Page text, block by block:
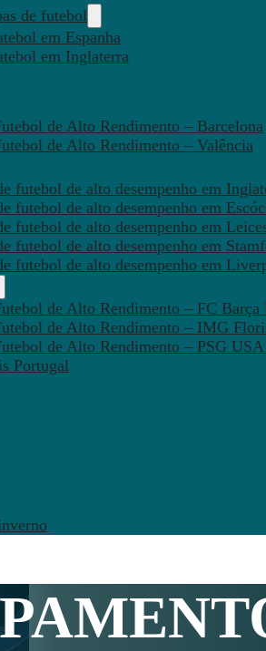
de futebol
em Espanha
em Inglaterra
de Alto Rendimento – Barcelona
de Alto Rendimento – Valência
futebol de alto desempenho em
futebol de alto desempenho em
futebol de alto desempenho em
futebol de alto desempenho em
futebol de alto desempenho em
de Alto Rendimento – FC Barça
de Alto Rendimento – IMG
de Alto Rendimento – PSG USA
Portugal